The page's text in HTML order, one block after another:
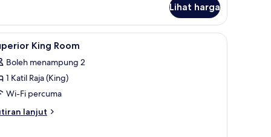
Lihat harga
kerja komputer riba Bar mini, peti besi dalam bilik, meja, ruang
10 King Room
Boleh menampung 2
1 Katil Raja (King)
Wi-Fi percuma
lanjut